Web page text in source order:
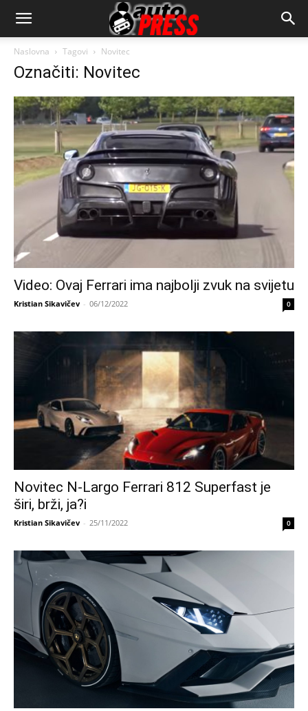
AutopressHR
Naslovna Tagovi Novitec
Označiti: Novitec
Video: Ovaj Ferrari ima najbolji zvuk na svijetu
Kristian Sikavičev - 06/12/2022 0
Novitec N-Largo Ferrari 812 Superfast je
širi, brži, ja?i
Kristian Sikavičev - 25/11/2022 0